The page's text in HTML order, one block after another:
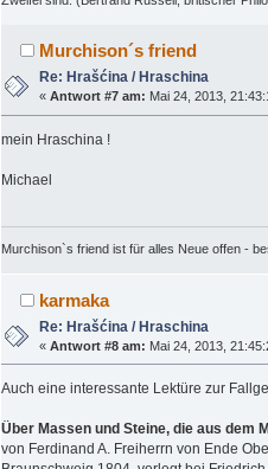
Murchison´s friend
Re: Hrašćina / Hraschina
«Antwort #7 am: Mai 24, 2013,
mein Hraschina !
Michael
Murchison`s friend ist für alles Neue offen -
karmaka
Re: Hrašćina / Hraschina
«Antwort #8 am: Mai 24, 2013,
Auch eine interessante Lektüre zur
Über Massen und Steine, die aus dem
von Ferdinand A. Freiherrn von Ende